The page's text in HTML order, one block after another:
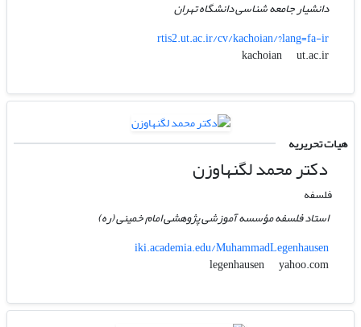
دانشیار جامعه شناسی دانشگاه تهران
rtis2.ut.ac.ir/cv/kachoian/?lang=fa-ir
kachoian
ut.ac.ir
هیات تحریریه
دکتر محمد لگنهاوزن
فلسفه
استاد فلسفه مؤسسه آموزشی پژوهشی امام خمینی (ره)
iki.academia.edu/MuhammadLegenhausen
legenhausen
yahoo.com